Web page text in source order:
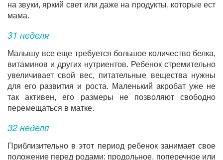
на звуки, яркий свет или даже на продукты, которые ест
мама.
31 неделя
Малышу все еще требуется большое количество белка,
витаминов и других нутриентов. Ребенок стремительно
увеличивает свой вес, питательные вещества нужны
для его развития и роста. Маленький акробат уже не
так активен, его размеры не позволяют свободно
перемещаться в матке.
32 неделя
Приблизительно в этот период ребенок занимает свое
положение перед родами: продольное, поперечное или